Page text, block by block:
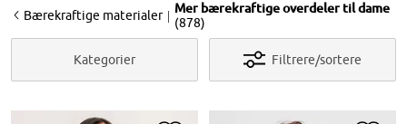
<Bærekraftige materialer | Mer bærekraftige overdeler til dame
(878)
Kategorier Filtrere/sortere